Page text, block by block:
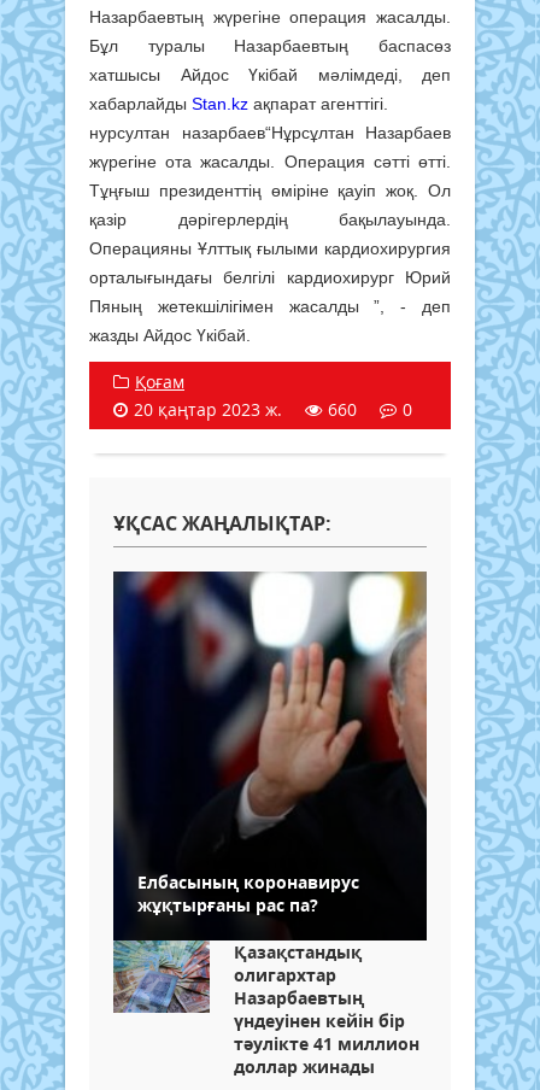
Назарбаевтың жүрегіне операция жасалды.
Бұл туралы Назарбаевтың баспасөз
хатшысы Айдос Үкібай мәлімдеді, деп
хабарлайды Stan.kz ақпарат агенттігі.
нурсултан назарбаев“Нұрсұлтан Назарбаев
жүрегіне ота жасалды. Операция сәтті өтті.
Тұңғыш президенттің өміріне қауіп жоқ. Ол
қазір дәрігерлердің бақылауында.
Операцияны Ұлттық ғылыми кардиохирургия
орталығындағы белгілі кардиохирург Юрий
Пяның жетекшілігімен жасалды ”, - деп
жазды Айдос Үкібай.
Қоғам
20 қаңтар 2023 ж.
660 0
ҰҚСАС ЖАҢАЛЫҚТАР:
Елбасының коронавирус
жұқтырғаны рас па?
Қазақстандық
олигархтар
Назарбаевтың
үндеуінен кейін бір
тәулікте 41 миллион
доллар жинады